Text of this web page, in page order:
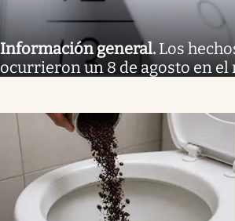
Información general. Los
ocurrieron un 8 de agosto en el